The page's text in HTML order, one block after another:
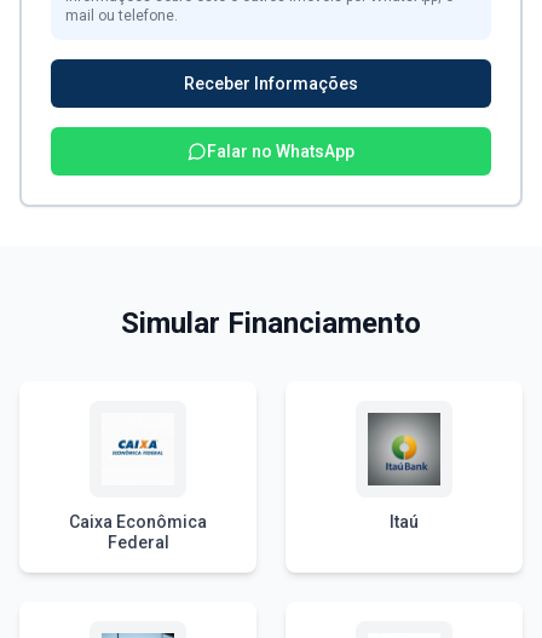
mail ou telefone.
Receber Informações
Falar no WhatsApp
Simular Financiamento
Caixa Econômica
Federal
Itaú